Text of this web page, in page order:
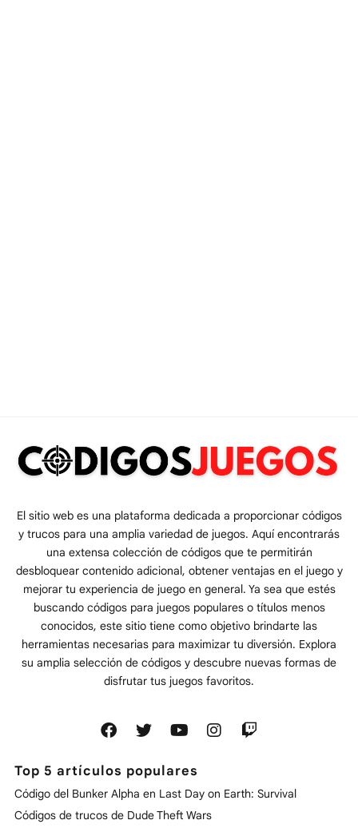
El sitio web es una plataforma dedicada a proporcionar códigos
y trucos para una amplia variedad de juegos. Aquí encontrarás
una extensa colección de códigos que te permitirán
desbloquear contenido adicional, obtener ventajas en el juego y
mejorar tu experiencia de juego en general. Ya sea que estés
buscando códigos para juegos populares o títulos menos
conocidos, este sitio tiene como objetivo brindarte las
herramientas necesarias para maximizar tu diversión. Explora
su amplia selección de códigos y descubre nuevas formas de
disfrutar tus juegos favoritos.
Top 5 artículos populares
Código del Bunker Alpha en Last Day on Earth: Survival
Códigos de trucos de Dude Theft Wars